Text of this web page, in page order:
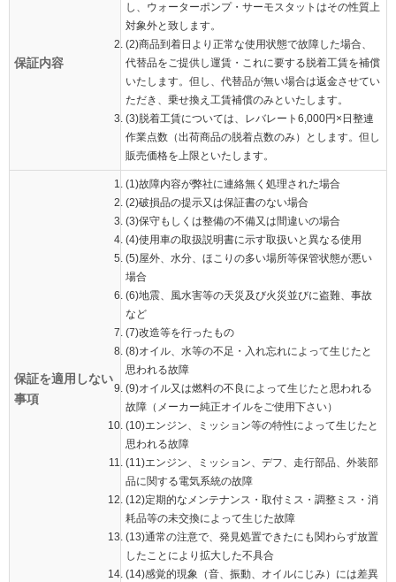
保証内容
し、ウォーターポンプ・サーモスタットはその性質上
対象外と致します。
(2)商品到着日より正常な使用状態で故障した場合、
代替品をご提供し運賃・これに要する脱着工賃を補償
いたします。但し、代替品が無い場合は返金させてい
ただき、乗せ換え工賃補償のみといたします。
(3)脱着工賃については、レバレート6,000円×日整連
作業点数（出荷商品の脱着点数のみ）とします。但し
販売価格を上限といたします。
保証を適用しない
事項
(1)故障内容が弊社に連絡無く処理された場合
(2)破損品の提示又は保証書のない場合
(3)保守もしくは整備の不備又は間違いの場合
(4)使用車の取扱説明書に示す取扱いと異なる使用
(5)屋外、水分、ほこりの多い場所等保管状態が悪い
場合
(6)地震、風水害等の天災及び火災並びに盗難、事故
など
(7)改造等を行ったもの
(8)オイル、水等の不足・入れ忘れによって生じたと
思われる故障
(9)オイル又は燃料の不良によって生じたと思われる
故障（メーカー純正オイルをご使用下さい）
(10)エンジン、ミッション等の特性によって生じたと
思われる故障
(11)エンジン、ミッション、デフ、走行部品、外装部
品に関する電気系統の故障
(12)定期的なメンテナンス・取付ミス・調整ミス・消
耗品等の未交換によって生じた故障
(13)通常の注意で、発見処置できたにも関わらず放置
したことにより拡大した不具合
(14)感覚的現象（音、振動、オイルにじみ）には差異